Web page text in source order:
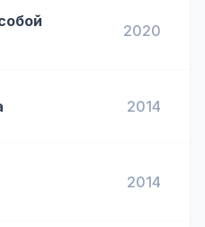
2020
2014
2014